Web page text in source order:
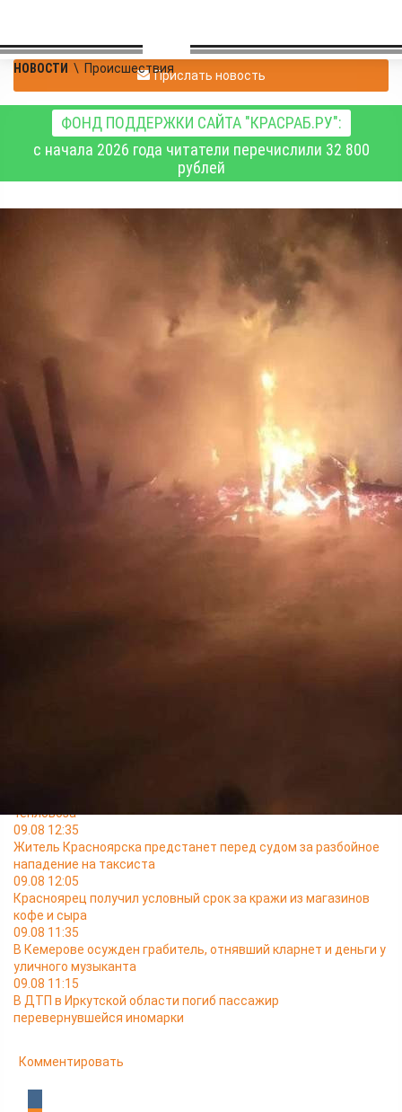
НОВОСТИ \ ПроисшествияПрислать новость
ФОНД ПОДДЕРЖКИ САЙТА "КРАСРАБ.РУ":
с начала 2026 года читатели перечислили 32 800
рублей
Ночью во время пожара
в городе Назарово
погибли два человека
составила 250 квадратных метров. С огнём боролись 10
тепловоза
09.08 12:35
Житель Красноярска предстанет перед судом за разбойное
нападение на таксиста
09.08 12:05
Красноярец получил условный срок за кражи из магазинов
кофе и сыра
09.08 11:35
В Кемерове осужден грабитель, отнявший кларнет и деньги у
уличного музыканта
09.08 11:15
В ДТП в Иркутской области погиб пассажир
перевернувшейся иномарки
Комментировать